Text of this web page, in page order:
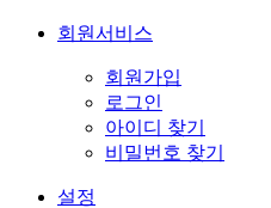
회원서비스
회원가입
로그인
아이디 찾기
비밀번호 찾기
설정